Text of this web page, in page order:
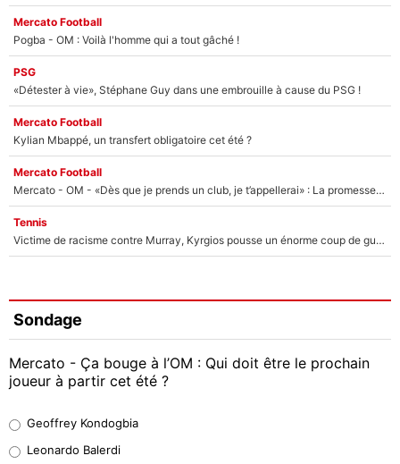
Mercato Football
Pogba - OM : Voilà l'homme qui a tout gâché !
PSG
«Détester à vie», Stéphane Guy dans une embrouille à cause du PSG !
Mercato Football
Kylian Mbappé, un transfert obligatoire cet été ?
Mercato Football
Mercato - OM - «Dès que je prends un club, je t’appellerai» : La promesse de Marcelino au moment de claquer la porte
Tennis
Victime de racisme contre Murray, Kyrgios pousse un énorme coup de gueule !
Sondage
Mercato - Ça bouge à l’OM : Qui doit être le prochain
joueur à partir cet été ?
38%
Geoffrey Kondogbia
Leonardo Balerdi